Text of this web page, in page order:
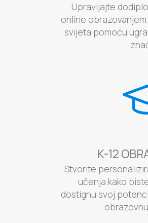
Upravljajte
online
svijeta pomoću
K-12
Stvorite
učenja kako
dostignu svoj